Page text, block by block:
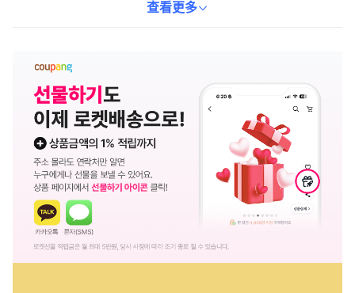
都能輕鬆補充所需營養，維持身體健康與活力。告別繁瑣的瓶瓶罐
查看更多